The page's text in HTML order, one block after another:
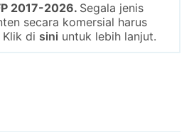
2017-2026. Segala jenis
secara komersial harus
Klik di sini untuk lebih lanjut.